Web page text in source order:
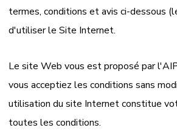
termes, conditions et avis ci-dessous
d'utiliser le Site Internet.
Le site Web vous est proposé par
vous acceptiez les conditions sans
utilisation du site Internet constitue
toutes les conditions.